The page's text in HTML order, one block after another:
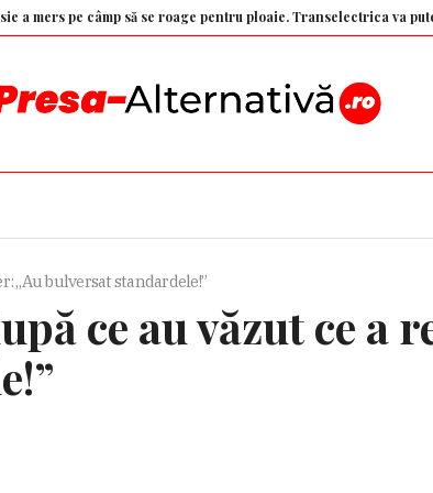
pe câmp să se roage pentru ploaie. Transelectrica va putea
„Au bulversat standardele!”
ce au văzut ce a